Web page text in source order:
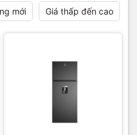
mới Giá thấp đến cao